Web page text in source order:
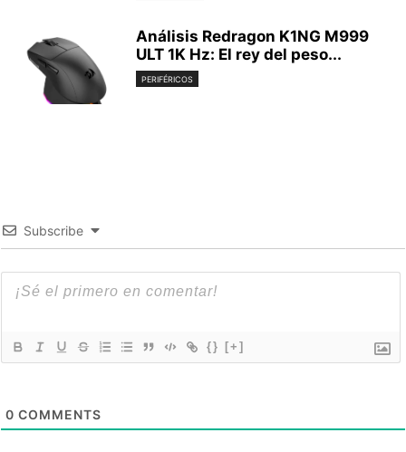
Análisis Redragon K1NG M999
ULT 1K Hz: El rey del peso...
PERIFÉRICOS
Subscribe
{} [+]
0 COMMENTS